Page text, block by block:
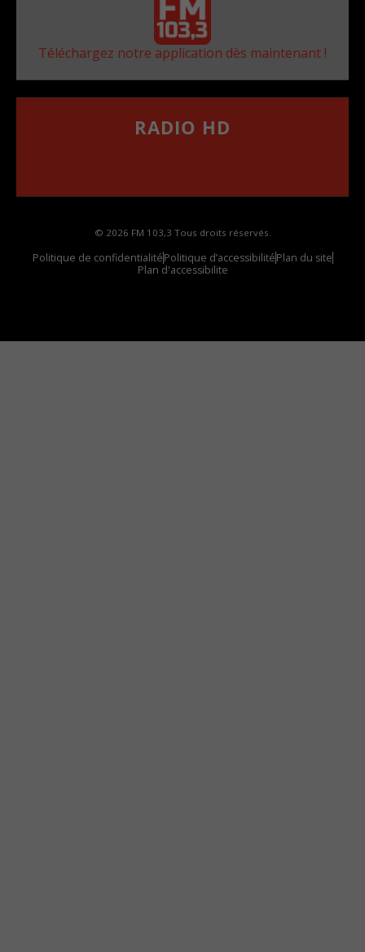
Téléchargez notre application dès maintenant !
RADIO HD
© 2026 FM 103,3 Tous droits réservés.
Politique de confidentialitéPolitique d’accessibilitéPlan du site
Plan d'accessibilite